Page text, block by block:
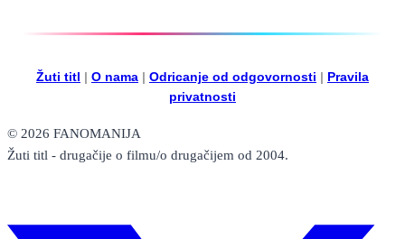
Žuti titl | O nama | Odricanje od odgovornosti | Pravila
privatnosti
© 2026 FANOMANIJA
Žuti titl - drugačije o filmu/o drugačijem od 2004.